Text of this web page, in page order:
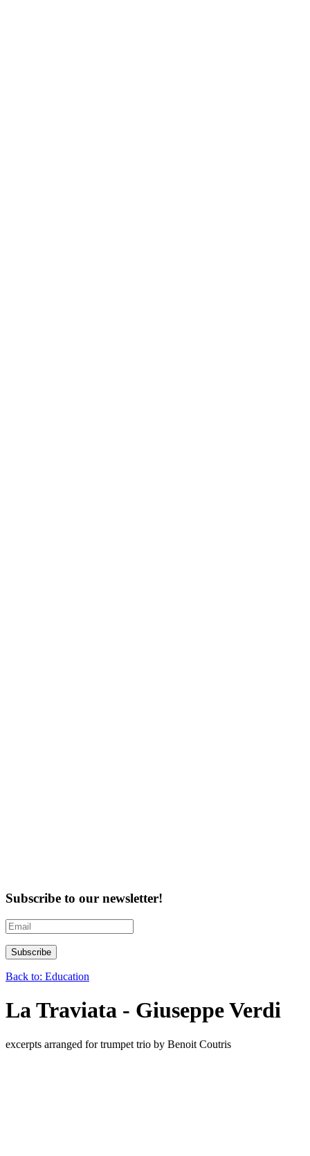
Subscribe to our newsletter!
Back to: Education
La Traviata - Giuseppe Verdi
excerpts arranged for trumpet trio by Benoit Coutris